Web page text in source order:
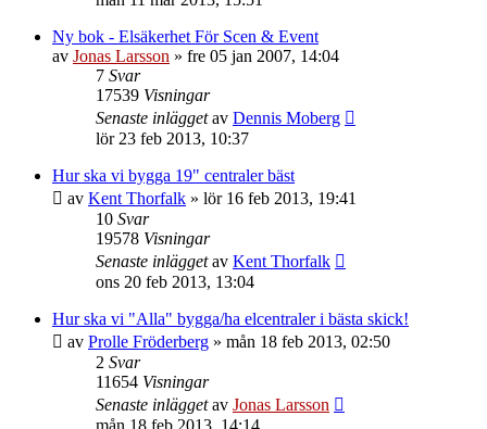
Ny bok - Elsäkerhet För Scen & Event
av Jonas Larsson » fre 05 jan 2007, 14:04
7 Svar
17539 Visningar
Senaste inläggetav Dennis Moberg
lör 23 feb 2013, 10:37
Hur ska vi bygga 19" centraler bäst
av Kent Thorfalk » lör 16 feb 2013, 19:41
10 Svar
19578 Visningar
Senaste inläggetav Kent Thorfalk
ons 20 feb 2013, 13:04
Hur ska vi "Alla" bygga/ha elcentraler i bästa skick!
av Prolle Fröderberg » mån 18 feb 2013, 02:50
2 Svar
11654 Visningar
Senaste inläggetav Jonas Larsson
mån 18 feb 2013, 14:14